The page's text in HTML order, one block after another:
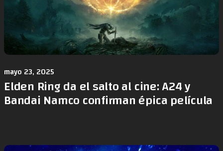
mayo 23, 2025
Elden Ring da el salto al cine: A24 y
Bandai Namco confirman épica película